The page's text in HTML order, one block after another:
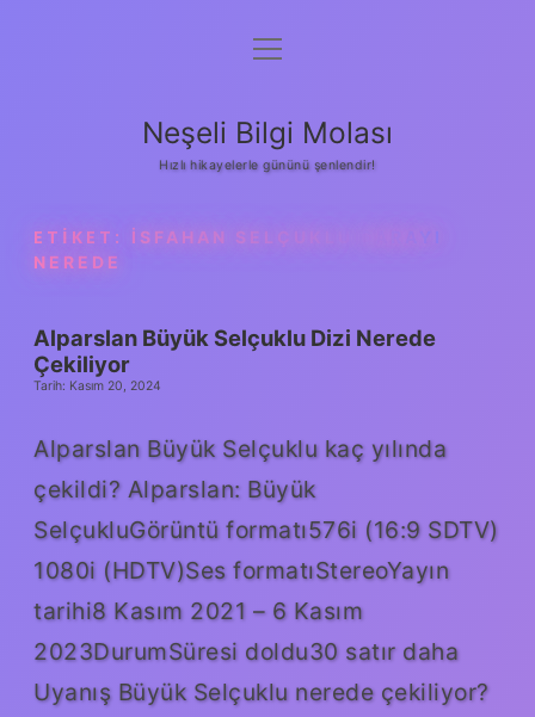
Anasayfa
Yasal Uyarı
menüyü
Neşeli Bilgi Molası
Hızlı hikayelerle gününü şenlendir!
ETIKET:
İSFAHAN SELÇUKLU SARAYI
NEREDE
Alparslan Büyük Selçuklu Dizi Nerede
Çekiliyor
Tarih: Kasım 20, 2024
Alparslan Büyük Selçuklu kaç yılında
çekildi? Alparslan: Büyük
SelçukluGörüntü formatı576i (16:9 SDTV)
1080i (HDTV)Ses formatıStereoYayın
tarihi8 Kasım 2021 – 6 Kasım
2023DurumSüresi doldu30 satır daha
Uyanış Büyük Selçuklu nerede çekiliyor?